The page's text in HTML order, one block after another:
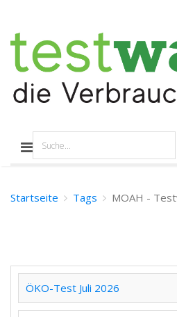
Startseite Tags MOAH -
ÖKO-Test Juli 2026